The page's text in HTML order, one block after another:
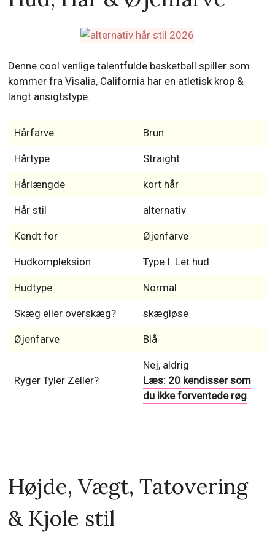
Denne cool venlige talentfulde basketball spiller som
kommer fra Visalia, California har en atletisk krop &
langt ansigtstype.
Hårfarve Brun
Hårtype Straight
Hårlængde kort hår
Hår stil alternativ
Kendt for Øjenfarve
Hudkompleksion Type I: Let hud
Hudtype Normal
Skæg eller overskæg? skægløse
Øjenfarve Blå
Ryger Tyler Zeller?
Nej, aldrig
Læs: 20 kendisser som
du ikke forventede røg
Højde, Vægt, Tatovering
& Kjole stil